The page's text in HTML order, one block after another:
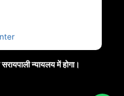
न्यायलय में होगा।